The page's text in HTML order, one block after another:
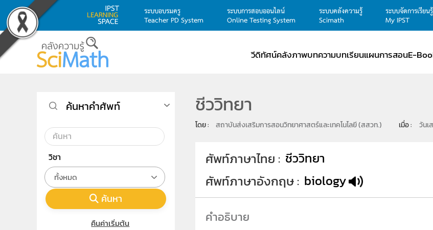
Skip to main content
ระบบอบรมครู
Teacher PD System
ระบบการสอบออนไลน์
Online Testing System
ระบบคลังความรู้
Scimath
ระบบจัดการเรีย
My IPST
วีดิทัศน์คลังภาพบทความบทเรียนแผนการสอนE-
ชีววิทยา
โดย : สถาบันส่งเสริมการสอนวิทยาศาสตร์และเทคโนโลยี (สสวท.) เมื่อ : วันเ
ศัพท์ภาษาไทย
ชีววิทยา
ศัพท์ภาษาอังกฤษ biology
ค้นหาคำศัพท์
วิชา
ทั้งหมด
ค้นหา
คืนค่าเริ่มต้น